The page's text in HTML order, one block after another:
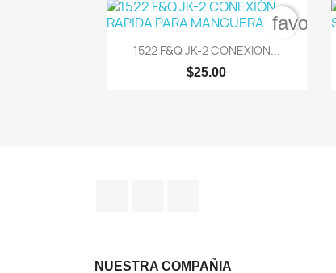
 Vista rápida
1522 F&Q JK-2 CONEXION...
$25.00
NUESTRA COMPAÑIA